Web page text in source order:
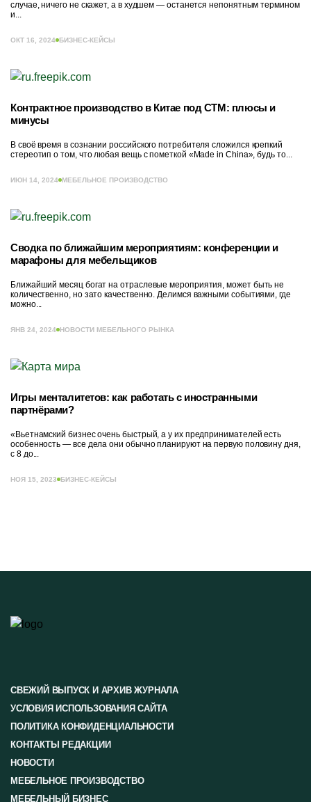
случае, ничего не скажет, а в худшем — останется непонятным термином
и...
ОКТ 16, 2024 БИЗНЕС-КЕЙСЫ
Контрактное производство в Китае под СТМ: плюсы и
минусы
В своё время в сознании российского потребителя сложился крепкий
стереотип о том, что любая вещь с пометкой «Made in China», будь то...
ИЮН 14, 2024 МЕБЕЛЬНОЕ ПРОИЗВОДСТВО
Сводка по ближайшим мероприятиям: конференции и
марафоны для мебельщиков
Ближайший месяц богат на отраслевые мероприятия, может быть не
количественно, но зато качественно. Делимся важными событиями, где
можно...
ЯНВ 24, 2024 НОВОСТИ МЕБЕЛЬНОГО РЫНКА
Игры менталитетов: как работать с иностранными
партнёрами?
«Вьетнамский бизнес очень быстрый, а у их предпринимателей есть
особенность — все дела они обычно планируют на первую половину дня,
с 8 до...
НОЯ 15, 2023 БИЗНЕС-КЕЙСЫ
СВЕЖИЙ ВЫПУСК И АРХИВ ЖУРНАЛА
УСЛОВИЯ ИСПОЛЬЗОВАНИЯ САЙТА
ПОЛИТИКА КОНФИДЕНЦИАЛЬНОСТИ
КОНТАКТЫ РЕДАКЦИИ
НОВОСТИ
МЕБЕЛЬНОЕ ПРОИЗВОДСТВО
МЕБЕЛЬНЫЙ БИЗНЕС